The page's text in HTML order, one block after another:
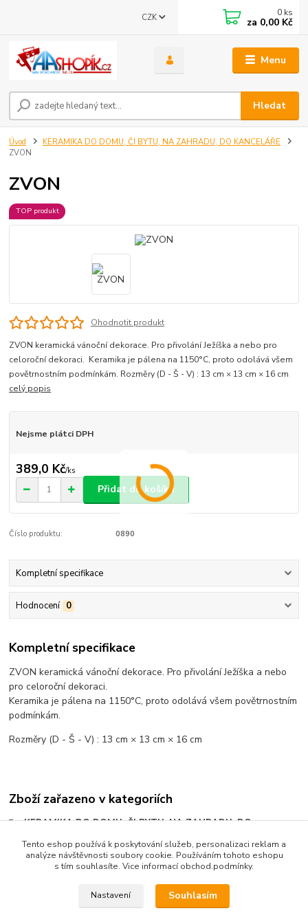
Menu
CZK
Hledat
0 ks
za 0,00 Kč
Úvod
KERAMIKA DO DOMU, ČI BYTU, NA ZAHRADU, DO KANCELÁŘE
ZVON
ZVON
TOP produkt
Ohodnotit produkt
ZVON keramická vánoční dekorace. Pro přivolání Ježíška a nebo pro
celoroční dekoraci. Keramika je pálena na 1150°C, proto odolává všem
povětrnostním podmínkám. Rozměry (D - Š - V) : 13 cm × 13 cm × 16 cm
celý popis
Nejsme plátci DPH
389,0 Kč/ks
Přidat do košíku
Číslo produktu: 0890
Kompletní specifikace
Hodnocení 0
Kompletní specifikace
ZVON keramická vánoční dekorace. Pro přivolání Ježíška a nebo
pro celoroční dekoraci.
Keramika je pálena na 1150°C, proto odolává všem povětrnostním
podmínkám.
Rozměry (D - Š - V) : 13 cm × 13 cm × 16 cm
Zboží zařazeno v kategoriích
KERAMIKA DO DOMU, ČI BYTU, NA ZAHRADU, DO
VÁNOCE
Tento eshop používá k poskytování služeb, personalizaci reklam a
analýze návštěvnosti soubory cookie. Používáním tohoto eshopu
s tím souhlasíte. Vice informací obchod.podmínky.
Nastavení Souhlasím